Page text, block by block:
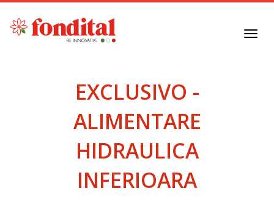
EXCLUSIVO -
ALIMENTARE
HIDRAULICA
INFERIOARA